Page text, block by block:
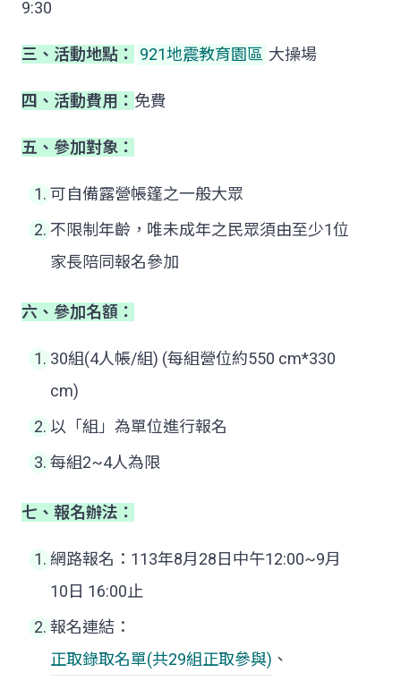
9:30
三、 活動地點： 921地震教育園區 大操場
四、 活動費用： 免費
五、 參加對象：
可自備露營帳篷之一般大眾
不限制年齡，唯未成年之民眾須由至少1位
家長陪同報名參加
六、 參加名額：
30組(4人帳/組) (每組營位約550 cm*330
cm)
以「組」為單位進行報名
每組2~4人為限
七、 報名辦法：
網路報名：113年8月28日中午12:00~9月
10日 16:00止
報名連結：
正取錄取名單(共29組正取參與) 、